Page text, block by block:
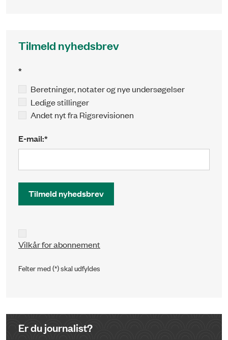
Tilmeld nyhedsbrev
*
Beretninger, notater og nye undersøgelser
Ledige stillinger
Andet nyt fra Rigsrevisionen
E-mail:*
Tilmeld nyhedsbrev
Vilkår for abonnement
Felter med (*) skal udfyldes
Er du journalist?